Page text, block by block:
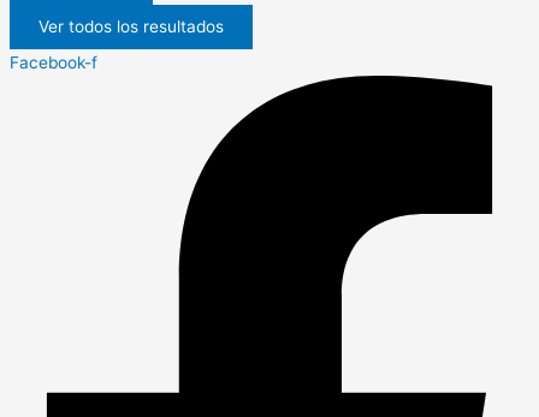
Ver todos los resultados
Facebook-f